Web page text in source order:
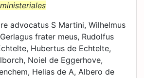
ministeriales
advocatus S Martini, Wilhelmus
frater meus, Rudolfus
Hubertus de Echtelte,
Noiel de Eggerhove,
Helias de A, Albero de